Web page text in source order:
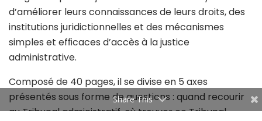
d’améliorer leurs connaissances de leurs droits, des
institutions juridictionnelles et des mécanismes
simples et efﬁcaces d’accès à la justice
administrative.
Composé de 40 pages, il se divise en 5 axes
présentés sous forme de questions : quand recourir
au Tribunal administratif, où trouver ce Tribunal,
Share This